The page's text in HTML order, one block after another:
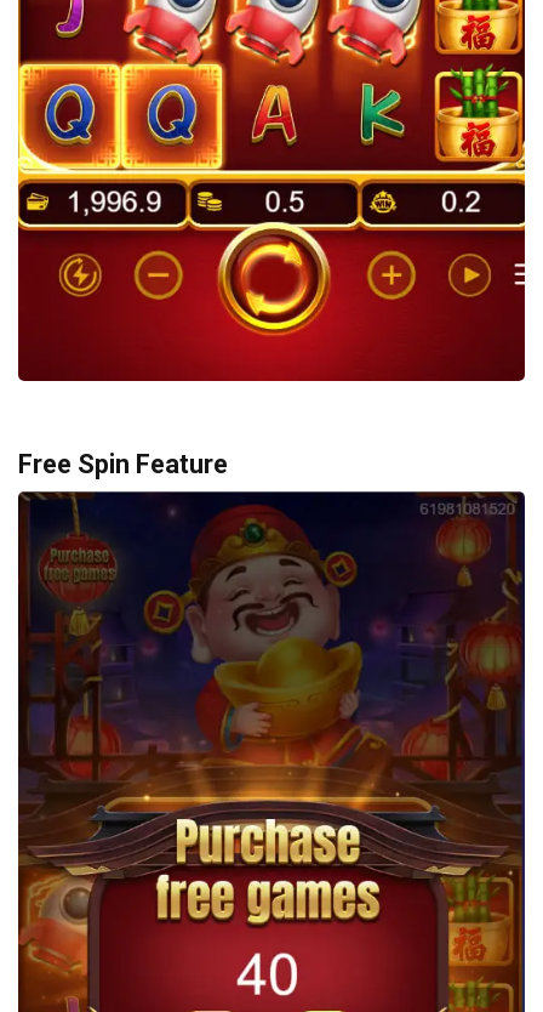
Free Spin Feature